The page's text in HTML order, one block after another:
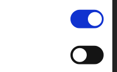
forskellige producenter